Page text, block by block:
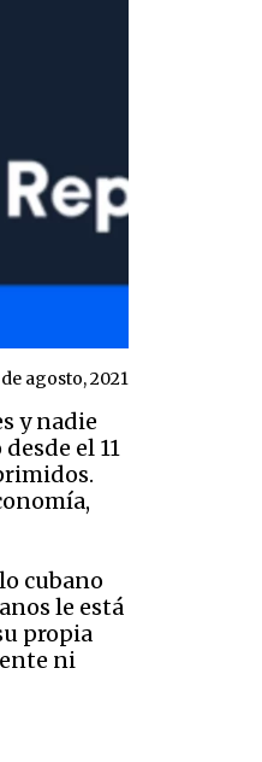
de agosto, 2021
y nadie
el 11
cubano
le está
propia
ni